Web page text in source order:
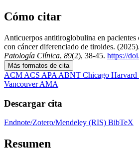
Cómo citar
Anticuerpos antitiroglobulina en pacientes
con cáncer diferenciado de tiroides. (2025).
Patología Clínica, 89(2), 38-45. https://
Más formatos de cita
ACM ACS APA ABNT Chicago Harvard
VancouverAMA
Descargar cita
Endnote/Zotero/Mendeley (RIS) BibTeX
Resumen